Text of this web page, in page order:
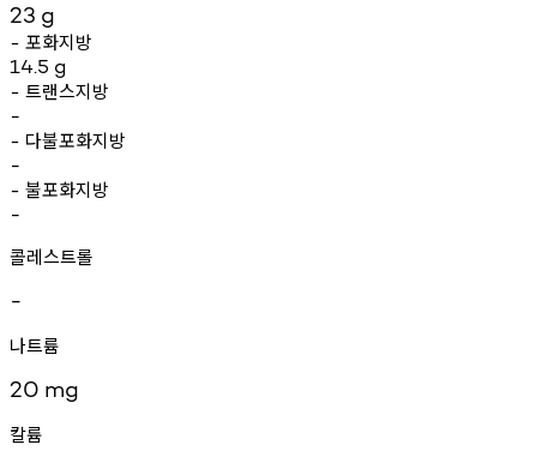
23 g
- 포화지방
14.5 g
- 트랜스지방
-
- 다불포화지방
-
- 불포화지방
-
콜레스트롤
-
나트륨
20 mg
칼륨